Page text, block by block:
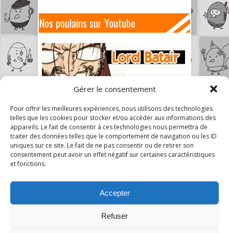
Gérer le consentement
Pour offrir les meilleures expériences, nous utilisons des technologies
telles que les cookies pour stocker et/ou accéder aux informations des
appareils. Le fait de consentir à ces technologies nous permettra de
traiter des données telles que le comportement de navigation ou les ID
uniques sur ce site. Le fait de ne pas consentir ou de retirer son
consentement peut avoir un effet négatif sur certaines caractéristiques
et fonctions.
Accepter
Refuser
Nos poulains sur Youtube